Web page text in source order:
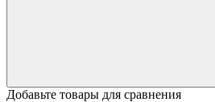
Добавьте товары для сравнения